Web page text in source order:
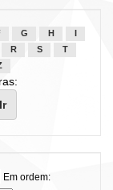
G H
R S
T
Em ordem: